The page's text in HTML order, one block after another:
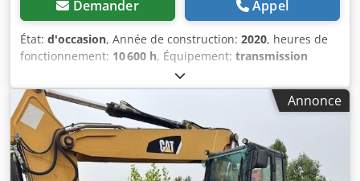
Demander Appel
État: d'occasion, Année de construction: 2020, heures de
fonctionnement: 10 600 h, Équipement: transmission
, CHARGEUSE SUR ROUES CATERPILLAR 972 XE
construit en 2020 10600 BS , Moteur d'environ 253 kW,
oser, climat Chsdpfou Sgd Sjx Aiiea très bon état, comme
neuf Net plus 19% TVA
Annonce